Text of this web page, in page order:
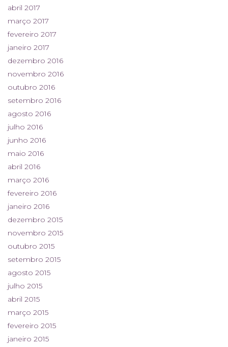
abril 2017
março 2017
fevereiro 2017
janeiro 2017
dezembro 2016
novembro 2016
outubro 2016
setembro 2016
agosto 2016
julho 2016
junho 2016
maio 2016
abril 2016
março 2016
fevereiro 2016
janeiro 2016
dezembro 2015
novembro 2015
outubro 2015
setembro 2015
agosto 2015
julho 2015
abril 2015
março 2015
fevereiro 2015
janeiro 2015